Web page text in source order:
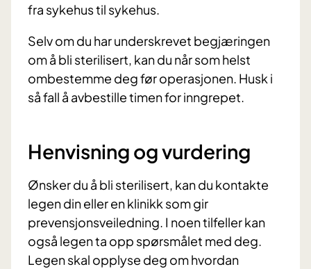
fra sykehus til sykehus.
Selv om du har underskrevet begjæringen
om å bli sterilisert, kan du når som helst
ombestemme deg før operasjonen. Husk i
så fall å avbestille timen for inngrepet.
Henvisning og vurdering
Ønsker du å bli sterilisert, kan du kontakte
legen din eller en klinikk som gir
prevensjonsveiledning. I noen tilfeller kan
også legen ta opp spørsmålet med deg.
Legen skal opplyse deg om hvordan